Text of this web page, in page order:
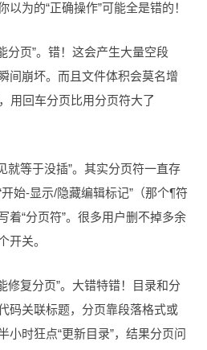
以为的“正确操作”可能全是错的！
分页”。错！这会产生大量空段
间崩坏。而且文件体积会莫名增
回车分页比用分页符大了
就等于没插”。其实分页符一直存
始-显示/隐藏编辑标记”（那个¶符
着“分页符”。很多用户删不掉多余
开关。
修复分页”。大错特错！目录和分
码关联标题，分页靠段落格式或
小时狂点“更新目录”，结果分页问